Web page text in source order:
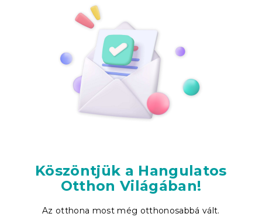
Köszöntjük a Hangulatos
Otthon Világában!
Az otthona most még otthonosabbá vált.